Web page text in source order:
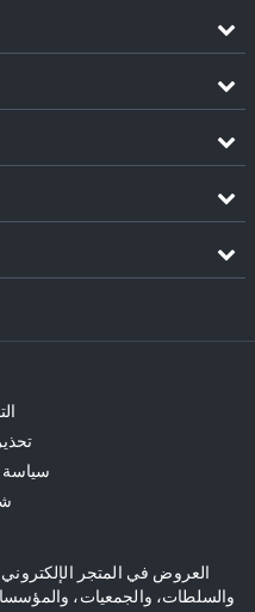
سياسة
العروض في المتجر